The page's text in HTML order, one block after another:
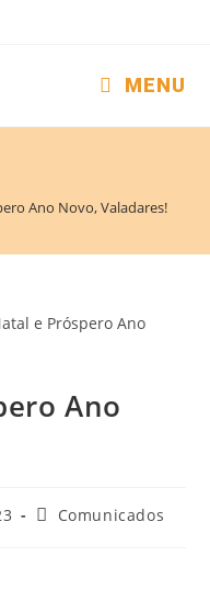
MENU
Ano Novo, Valadares!
Ano
Comunicados